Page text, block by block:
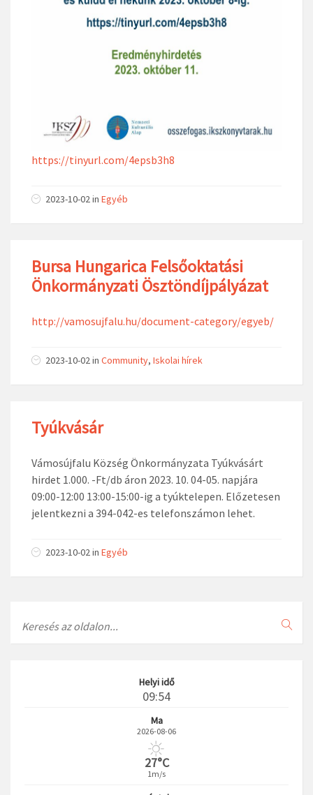
https://tinyurl.com/4epsb3h8
2023-10-02in Egyéb
Bursa Hungarica Felsőoktatási
Önkormányzati Ösztöndíjpályázat
http://vamosujfalu.hu/document-category/egyeb/
2023-10-02in Community, Iskolai hírek
Tyúkvásár
Vámosújfalu Község Önkormányzata Tyúkvásárt
hirdet 1.000. -Ft/db áron 2023. 10. 04-05. napjára
09:00-12:00 13:00-15:00-ig a tyúktelepen. Előzetesen
jelentkezni a 394-042-es telefonszámon lehet.
2023-10-02in Egyéb
Helyi idő
09:54
Ma
2026-08-06
27°C
1m/s